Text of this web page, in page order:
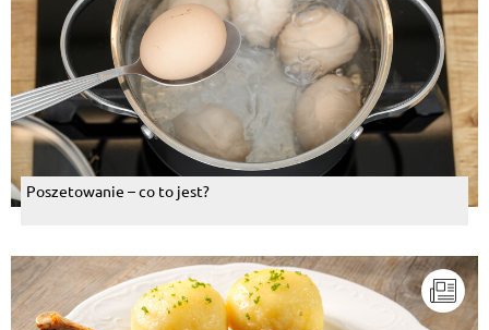
Poszetowanie – co to jest?